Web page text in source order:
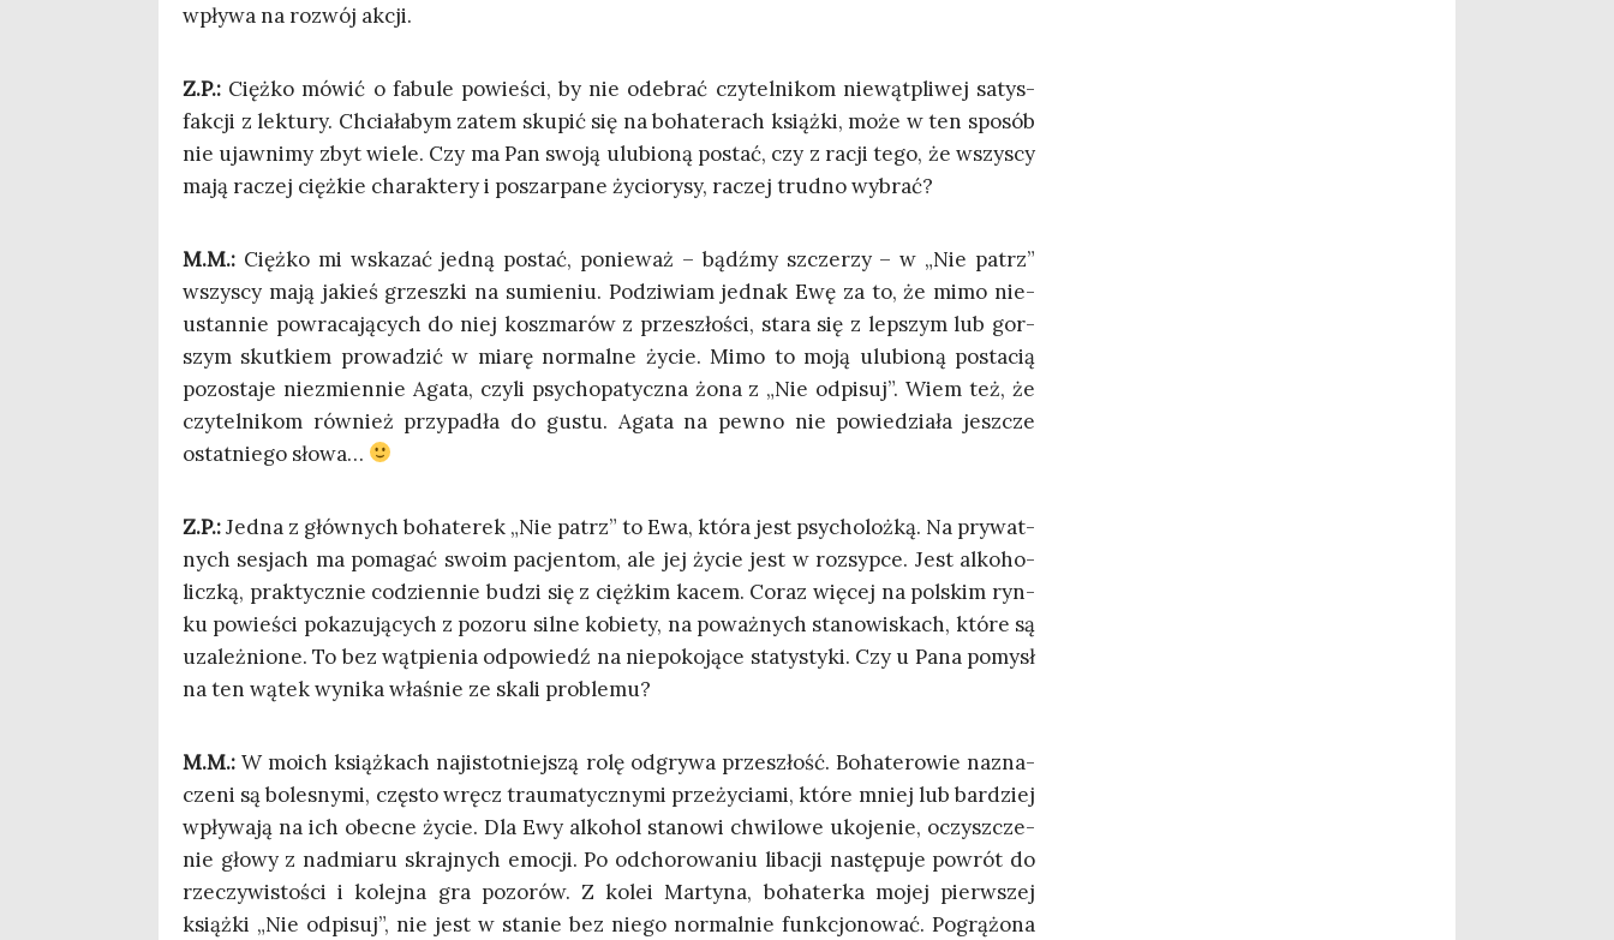
wpły­wa na roz­wój akcji.
Z.P.: Cięż­ko mówić o fabu­le powie­ści, by nie ode­brać czy­tel­ni­kom nie­wąt­pli­wej satys­
fak­cji z lek­tu­ry. Chcia­ła­bym zatem sku­pić się na boha­te­rach książ­ki, może w ten spo­sób
nie ujaw­ni­my zbyt wie­le. Czy ma Pan swo­ją ulu­bio­ną postać, czy z racji tego, że wszy­scy
mają raczej cięż­kie cha­rak­te­ry i poszar­pa­ne życio­ry­sy, raczej trud­no wybrać?
M.M.: Cięż­ko mi wska­zać jed­ną postać, ponie­waż – bądź­my szcze­rzy – w „Nie patrz”
wszy­scy mają jakieś grzesz­ki na sumie­niu. Podzi­wiam jed­nak Ewę za to, że mimo nie­
ustan­nie powra­ca­ją­cych do niej kosz­ma­rów z prze­szło­ści, sta­ra się z lep­szym lub gor­
szym skut­kiem pro­wa­dzić w mia­rę nor­mal­ne życie. Mimo to moją ulu­bio­ną posta­cią
pozo­sta­je nie­zmien­nie Aga­ta, czy­li psy­cho­pa­tycz­na żona z „Nie odpi­suj”. Wiem też, że
czy­tel­ni­kom rów­nież przy­pa­dła do gustu. Aga­ta na pew­no nie powie­dzia­ła jesz­cze
ostat­nie­go słowa…
Z.P.:Jed­na z głów­nych boha­te­rek „Nie patrz” to Ewa, któ­ra jest psy­cho­loż­ką. Na pry­wat­
nych sesjach ma poma­gać swo­im pacjen­tom, ale jej życie jest w roz­syp­ce. Jest alko­ho­
licz­ką, prak­tycz­nie codzien­nie budzi się z cięż­kim kacem. Coraz wię­cej na pol­skim ryn­
ku powie­ści poka­zu­ją­cych z pozo­ru sil­ne kobie­ty, na poważ­nych sta­no­wi­skach, któ­re są
uza­leż­nio­ne. To bez wąt­pie­nia odpo­wiedź na nie­po­ko­ją­ce sta­ty­sty­ki. Czy u Pana pomysł
na ten wątek wyni­ka wła­śnie ze ska­li problemu?
M.M.: W moich książ­kach naj­istot­niej­szą rolę odgry­wa prze­szłość. Boha­te­ro­wie nazna­
cze­ni są bole­sny­mi, czę­sto wręcz trau­ma­tycz­ny­mi prze­ży­cia­mi, któ­re mniej lub bar­dziej
wpły­wa­ją na ich obec­ne życie. Dla Ewy alko­hol sta­no­wi chwi­lo­we uko­je­nie, oczysz­cze­
nie gło­wy z nad­mia­ru skraj­nych emo­cji. Po odcho­ro­wa­niu liba­cji nastę­pu­je powrót do
rze­czy­wi­sto­ści i kolej­na gra pozo­rów. Z kolei Mar­ty­na, boha­ter­ka mojej pierw­szej
książ­ki „Nie odpi­suj”, nie jest w sta­nie bez nie­go nor­mal­nie funk­cjo­no­wać. Pogrą­żo­na